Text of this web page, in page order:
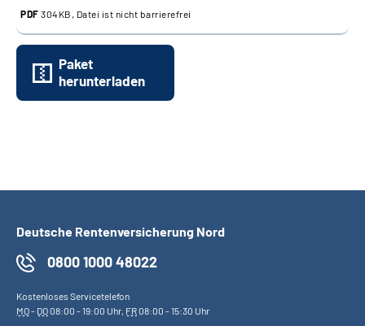
PDF 304KB, Datei ist nicht barrierefrei
Paket
herunterladen
Deutsche Rentenversicherung Nord
0800 1000 48022
Kostenloses Servicetelefon
MO- DO08:00 - 19:00 Uhr, FR08:00 - 15:30 Uhr